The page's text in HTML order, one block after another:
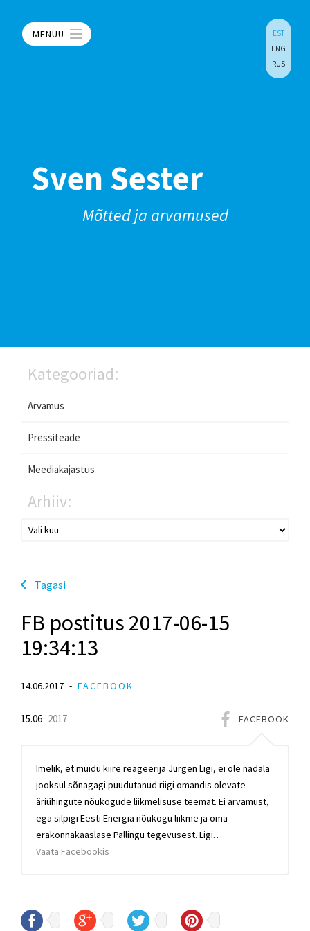
MENÜÜ
EST
ENG
RUS
Sven Sester
Mõtted ja arvamused
Kategooriad:
Arvamus
Pressiteade
Meediakajastus
Arhiiv:
Tagasi
FB postitus 2017-06-15
19:34:13
14.06.2017 FACEBOOK
FACEBOOK
15.06 2017
Imelik, et muidu kiire reageerija Jürgen Ligi, ei ole nädala
jooksul sõnagagi puudutanud riigi omandis olevate
äriühingute nõukogude liikmelisuse teemat. Ei arvamust,
ega silpigi Eesti Energia nõukogu liikme ja oma
erakonnakaaslase Pallingu tegevusest. Ligi…
Vaata Facebookis